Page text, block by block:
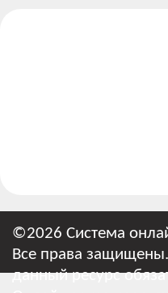
©2026 Система
Все права
данный ресурс